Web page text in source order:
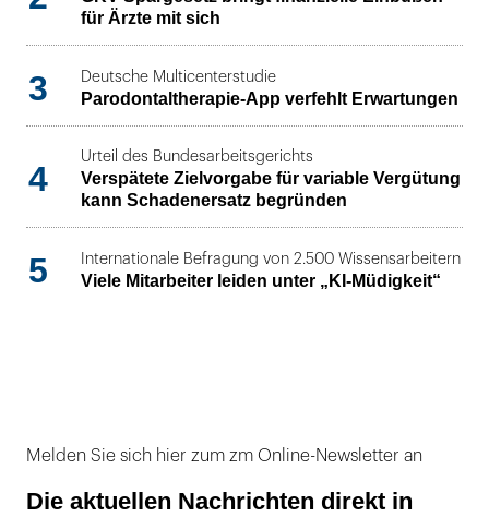
für Ärzte mit sich
3 Deutsche Multicenterstudie
Parodontaltherapie-App verfehlt Erwartungen
4
Urteil des Bundesarbeitsgerichts
Verspätete Zielvorgabe für variable Vergütung
kann Schadenersatz begründen
5 Internationale Befragung von 2.500 Wissensarbeitern
Viele Mitarbeiter leiden unter „KI-Müdigkeit“
Melden Sie sich hier zum zm Online-Newsletter an
Die aktuellen Nachrichten direkt in